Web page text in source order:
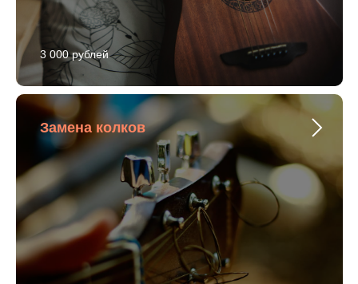
3 000 рублей
Замена колков